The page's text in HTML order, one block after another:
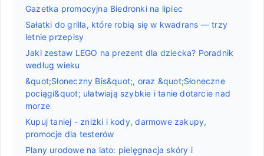
Gazetka promocyjna Biedronki na lipiec
Sałatki do grilla, które robią się w kwadrans — trzy
letnie przepisy
Jaki zestaw LEGO na prezent dla dziecka? Poradnik
według wieku
&quot;Słoneczny Bis&quot;, oraz &quot;Słoneczne
pociągi&quot; ułatwiają szybkie i tanie dotarcie nad
morze
Kupuj taniej - zniżki i kody, darmowe zakupy,
promocje dla testerów
Plany urodowe na lato: pielęgnacja skóry i